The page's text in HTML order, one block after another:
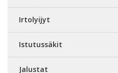
Irtolyijyt
Istutussäkit
Jalustat